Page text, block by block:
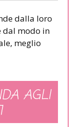
dalla loro
dal modo in
meglio
AGLI